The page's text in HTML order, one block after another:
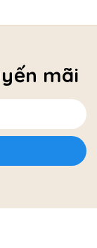
mãi